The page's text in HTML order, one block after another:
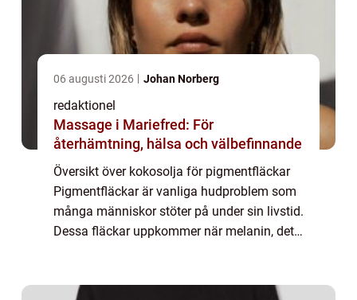
06 augusti 2026 Johan Norberg
redaktionel
Massage i Mariefred: För
återhämtning, hälsa och välbefinnande
Översikt över kokosolja för pigmentfläckar
Pigmentfläckar är vanliga hudproblem som
många människor stöter på under sin livstid.
Dessa fläckar uppkommer när melanin, det
områden ...